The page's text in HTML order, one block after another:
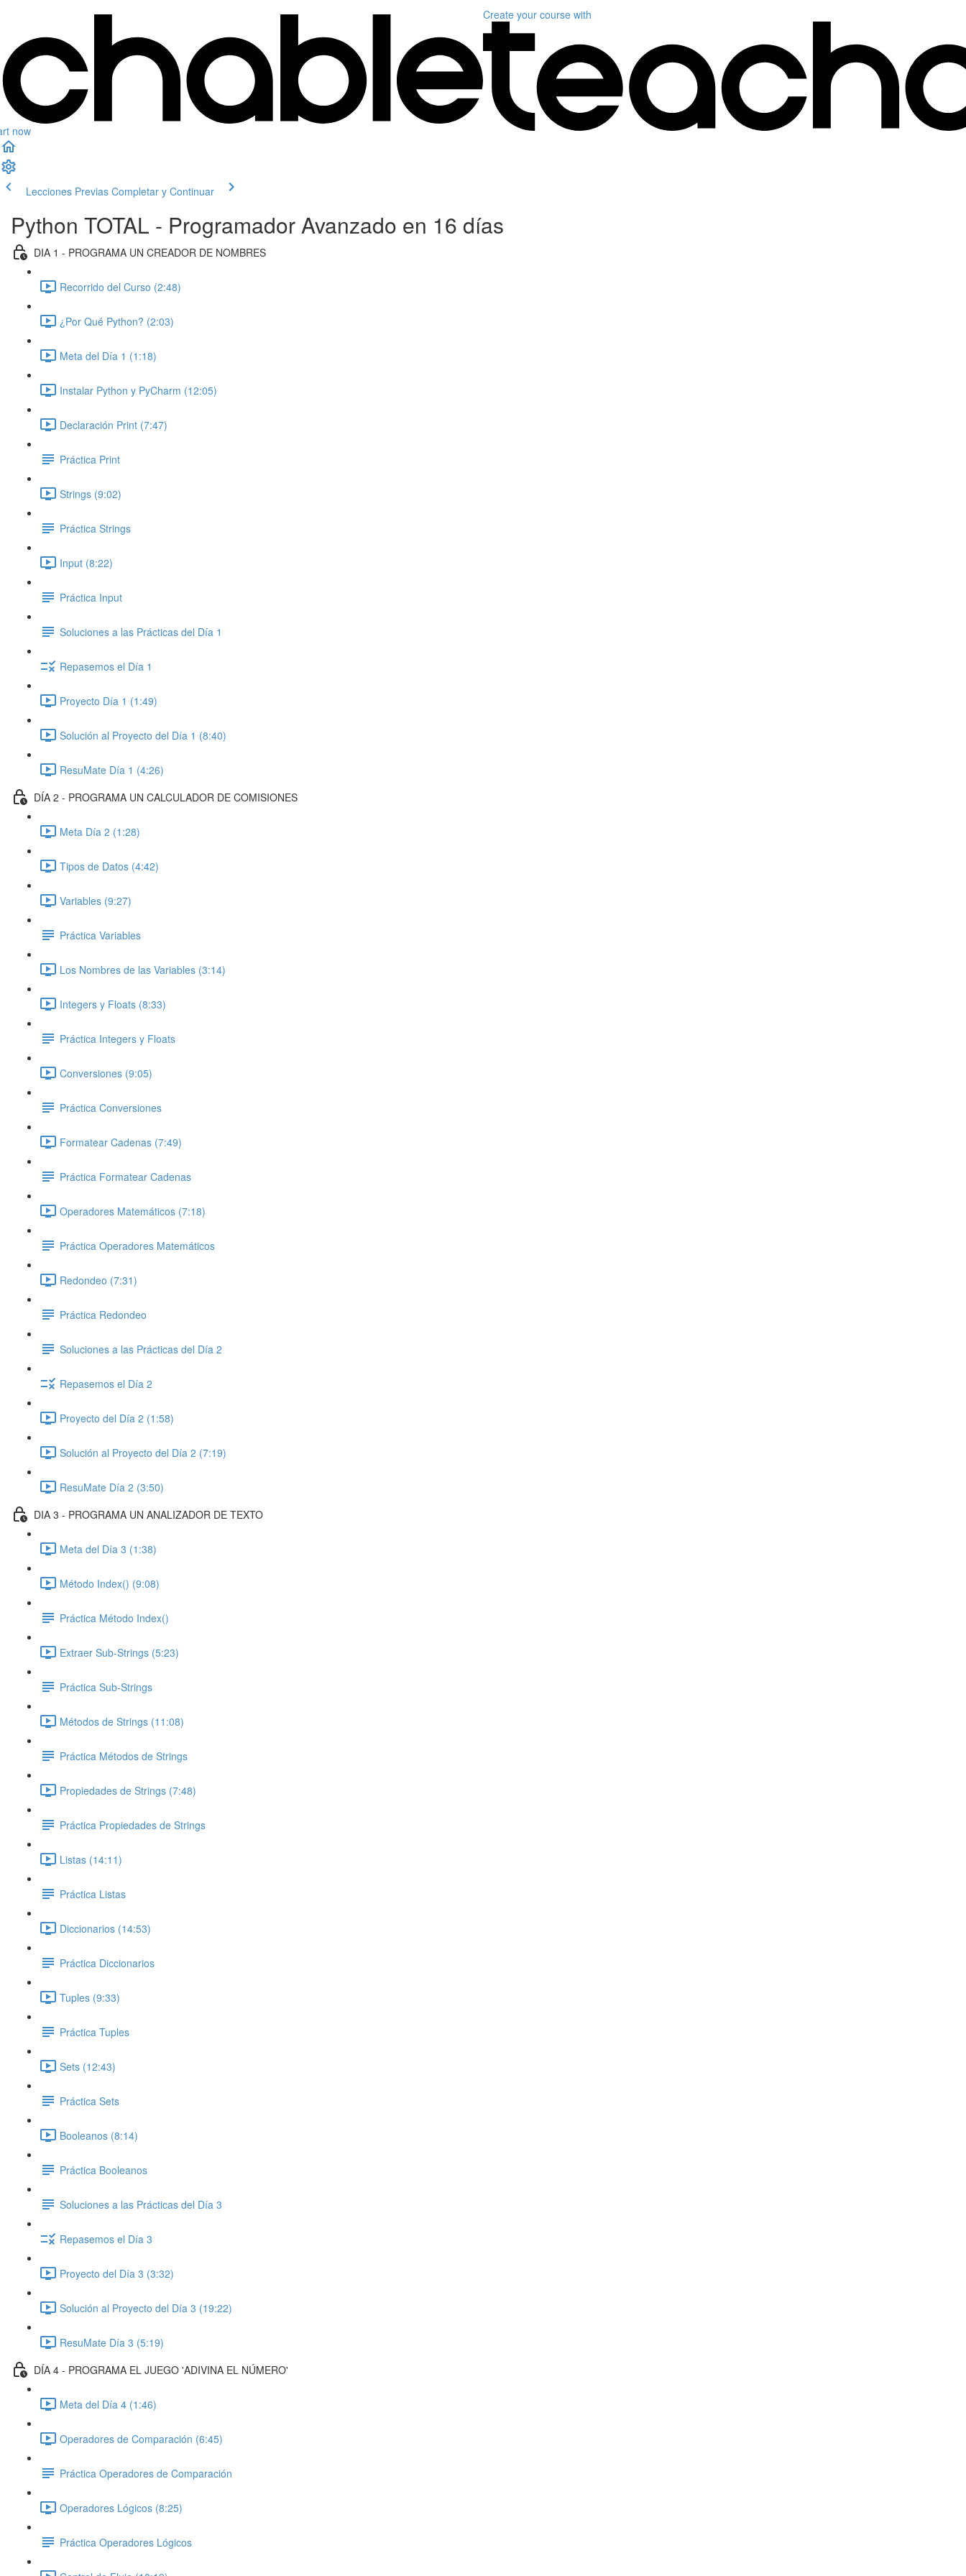
now
Create your course with
Lecciones Previas Completar y Continuar
Python TOTAL - Programador Avanzado en 16 días
DIA 1 - PROGRAMA UN CREADOR DE NOMBRES
Recorrido del Curso (2:48)
¿Por Qué Python? (2:03)
Meta del Día 1 (1:18)
Instalar Python y PyCharm (12:05)
Declaración Print (7:47)
Práctica Print
Strings (9:02)
Práctica Strings
Input (8:22)
Práctica Input
Soluciones a las Prácticas del Día 1
Repasemos el Día 1
Proyecto Día 1 (1:49)
Solución al Proyecto del Día 1 (8:40)
ResuMate Día 1 (4:26)
DÍA 2 - PROGRAMA UN CALCULADOR DE COMISIONES
Meta Día 2 (1:28)
Tipos de Datos (4:42)
Variables (9:27)
Práctica Variables
Los Nombres de las Variables (3:14)
Integers y Floats (8:33)
Práctica Integers y Floats
Conversiones (9:05)
Práctica Conversiones
Formatear Cadenas (7:49)
Práctica Formatear Cadenas
Operadores Matemáticos (7:18)
Práctica Operadores Matemáticos
Redondeo (7:31)
Práctica Redondeo
Soluciones a las Prácticas del Día 2
Repasemos el Día 2
Proyecto del Día 2 (1:58)
Solución al Proyecto del Día 2 (7:19)
ResuMate Día 2 (3:50)
DIA 3 - PROGRAMA UN ANALIZADOR DE TEXTO
Meta del Día 3 (1:38)
Método Index() (9:08)
Práctica Método Index()
Extraer Sub-Strings (5:23)
Práctica Sub-Strings
Métodos de Strings (11:08)
Práctica Métodos de Strings
Propiedades de Strings (7:48)
Práctica Propiedades de Strings
Listas (14:11)
Práctica Listas
Diccionarios (14:53)
Práctica Diccionarios
Tuples (9:33)
Práctica Tuples
Sets (12:43)
Práctica Sets
Booleanos (8:14)
Práctica Booleanos
Soluciones a las Prácticas del Día 3
Repasemos el Día 3
Proyecto del Día 3 (3:32)
Solución al Proyecto del Día 3 (19:22)
ResuMate Día 3 (5:19)
DÍA 4 - PROGRAMA EL JUEGO 'ADIVINA EL NÚMERO'
Meta del Día 4 (1:46)
Operadores de Comparación (6:45)
Práctica Operadores de Comparación
Operadores Lógicos (8:25)
Práctica Operadores Lógicos